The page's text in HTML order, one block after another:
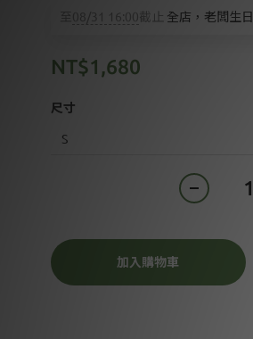
08/31 16:00截止 全店，老闆生
NT$1,680
尺寸
加入購物車